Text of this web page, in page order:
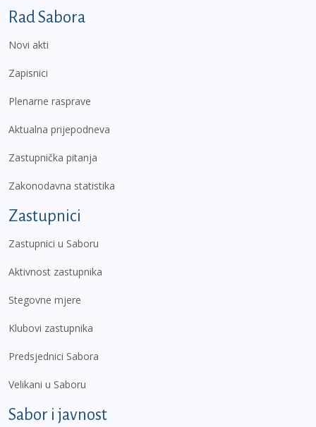
Podnožje prvi izbornik
Rad Sabora
Novi akti
Zapisnici
Plenarne rasprave
Aktualna prijepodneva
Zastupnička pitanja
Zakonodavna statistika
Zastupnici
Zastupnici u Saboru
Aktivnost zastupnika
Stegovne mjere
Klubovi zastupnika
Predsjednici Sabora
Velikani u Saboru
Sabor i javnost